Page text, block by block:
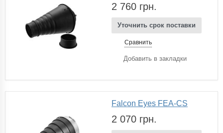
2 760 грн.
Уточнить срок поставки
Сравнить
Добавить в закладки
Falcon Eyes FEA-CS
2 070 грн.